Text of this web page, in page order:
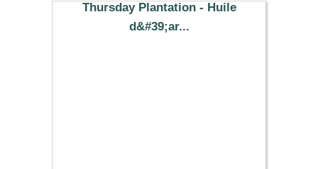
Thursday Plantation - Huile
d&#39;ar...